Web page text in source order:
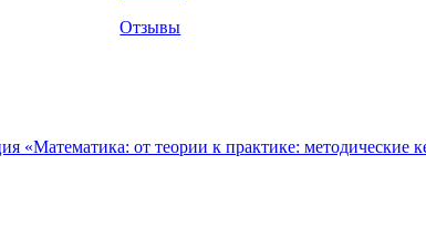
Отзывы